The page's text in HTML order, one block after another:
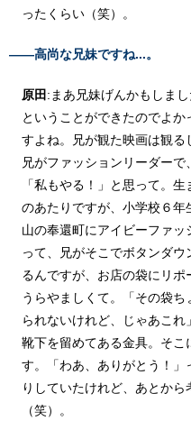
ったくらい（笑）。
――高尚な兄妹ですね...。
原田 :まあ兄妹げんかもしま
ということができたのでよ
すよね。兄が観た映画は観る
兄がファッションリーダー
「私もやる！」と思って。
のあたりですが、小学校６年
山の奉還町にアイビーファ
って、兄がそこでボタンダウ
るんですが、お店の袋にリ
うらやましくて。「その袋
られないけれど、じゃあこれ
靴下を留めてある金具。そ
す。「わあ、ありがとう！
りしていたけれど、あとか
（笑）。